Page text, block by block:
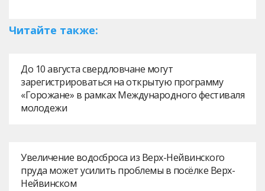
Читайте также:
До 10 августа свердловчане могут
зарегистрироваться на открытую программу
«Горожане» в рамках Международного фестиваля
молодежи
Увеличение водосброса из Верх-Нейвинского
пруда может усилить проблемы в посёлке Верх-
Нейвинском